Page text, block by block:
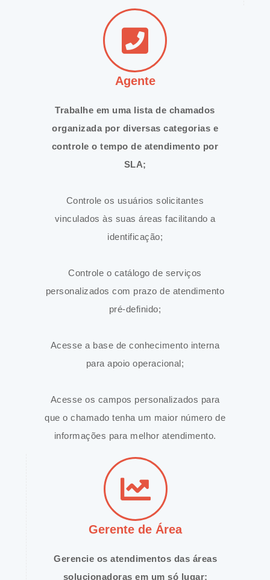
Agente
Trabalhe em uma lista de chamados
organizada por diversas categorias e
controle o tempo de atendimento por
SLA;
Controle os usuários solicitantes
vinculados às suas áreas facilitando a
identificação;
Controle o catálogo de serviços
personalizados com prazo de atendimento
pré-definido;
Acesse a base de conhecimento interna
para apoio operacional;
Acesse os campos personalizados para
que o chamado tenha um maior número de
informações para melhor atendimento.
Gerente de Área
Gerencie os atendimentos das áreas
solucionadoras em um só lugar;